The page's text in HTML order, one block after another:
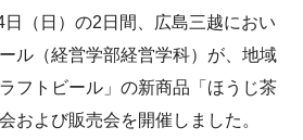
（日）の2日間、広島三越におい
ル（経営学部経営学科）が、地域
フトビール」の新商品「ほうじ茶
および販売会を開催しました。